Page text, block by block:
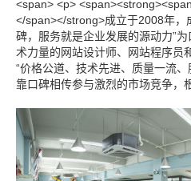
<span> <p>
</span></strong>成立于2008年，
碑，服务就是企业发展的源动力”
术力量的网站设计师、网站程序员
“价格公道、技术先进、质量一流
靠口碑相传参与激烈的市场竞争，